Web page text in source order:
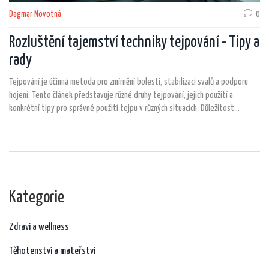
Dagmar Novotná 0
Rozluštění tajemství techniky tejpování - Tipy a
rady
Tejpování je účinná metoda pro zmírnění bolesti, stabilizaci svalů a podporu
hojení. Tento článek představuje různé druhy tejpování, jejich použití a
konkrétní tipy pro správné použití tejpu v různých situacích. Důležitost
Kategorie
Zdraví a wellness
Těhotenství a mateřství